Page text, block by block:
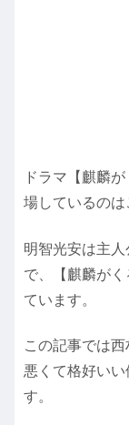
ドラマ【麒麟
場しているのは
明智光安は主
で、【麒麟が
ています。
この記事では
悪くて格好い
す。